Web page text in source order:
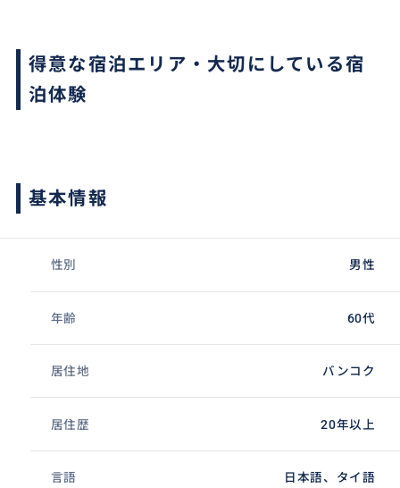
得意な宿泊エリア・大切にしている宿
泊体験
基本情報
性別 男性
年齢 60代
居住地 バンコク
居住歴 20年以上
言語 日本語、タイ語